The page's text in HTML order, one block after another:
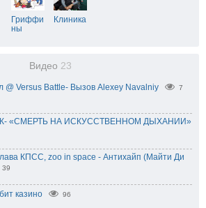
Гриффи
ны
Клиника
Видео 23
@ Versus Battle- Вызов Alexey Navalniy 7
«СМЕРТЬ НА ИСКУССТВЕННОМ ДЫХАНИИ»
КПСС, zoo in space - Антихайп (Майти Ди
39
казино 96